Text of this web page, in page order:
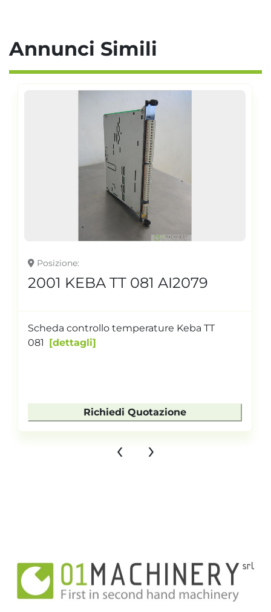
Annunci Simili
Posizione
2001 KEBA TT 081 AI2079
Scheda controllo temperature Keba TT
081
dettagli
Richiedi Quotazione
‹ ›